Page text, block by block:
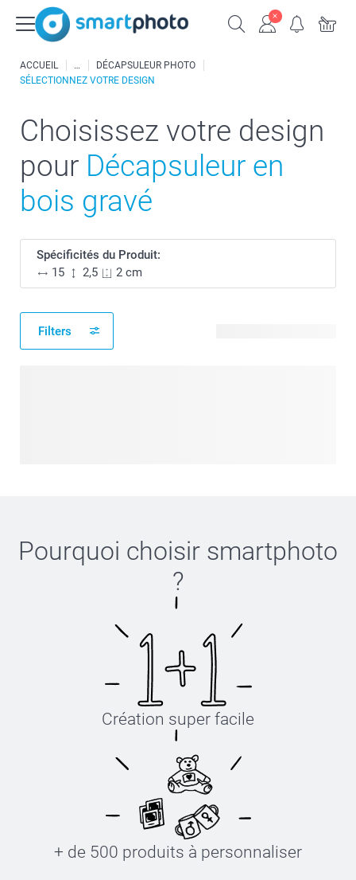
ACCUEIL
DÉCAPSULEUR PHOTO
SÉLECTIONNEZ VOTRE DESIGN
Choisissez votre design
pour Décapsuleur en
bois gravé
Spécificités du Produit:
15
2,5 2 cm
Filters
Pourquoi choisir smartphoto
?
Création super facile
+ de 500 produits à personnaliser